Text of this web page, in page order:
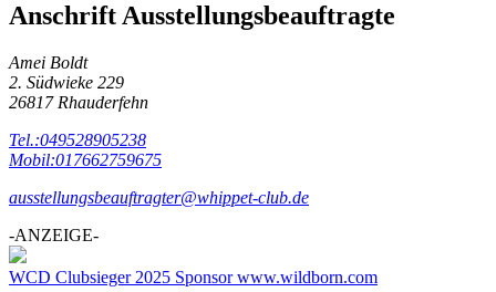
Anschrift Ausstellungsbeauftragte
Amei Boldt
2. Südwieke 229
26817 Rhauderfehn
Tel.:049528905238
Mobil:017662759675
ausstellungsbeauftragter@whippet-club.de
-ANZEIGE-
WCD Clubsieger 2025 Sponsor www.wildborn.com